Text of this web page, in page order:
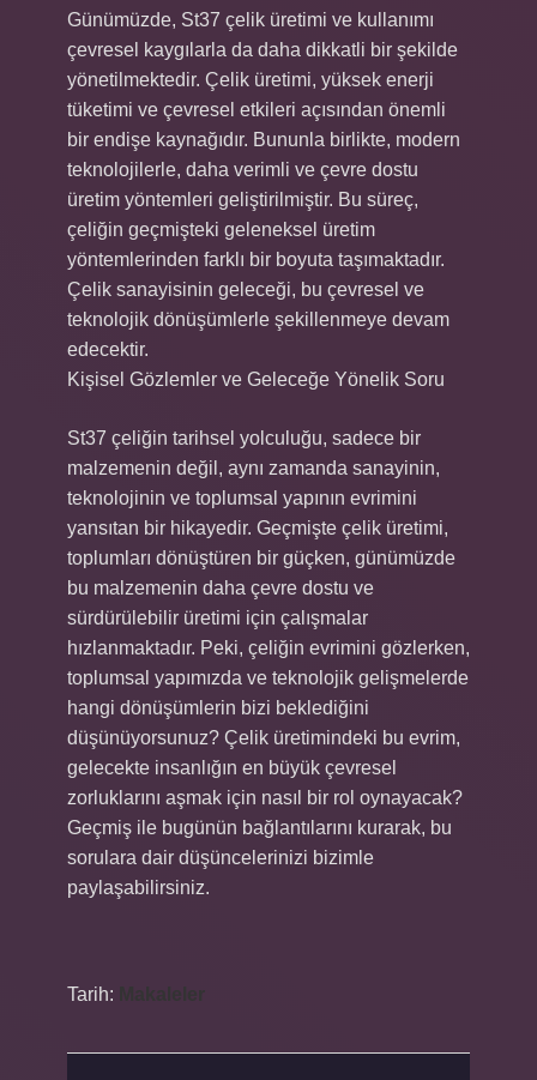
Günümüzde, St37 çelik üretimi ve kullanımı
çevresel kaygılarla da daha dikkatli bir şekilde
yönetilmektedir. Çelik üretimi, yüksek enerji
tüketimi ve çevresel etkileri açısından önemli
bir endişe kaynağıdır. Bununla birlikte, modern
teknolojilerle, daha verimli ve çevre dostu
üretim yöntemleri geliştirilmiştir. Bu süreç,
çeliğin geçmişteki geleneksel üretim
yöntemlerinden farklı bir boyuta taşımaktadır.
Çelik sanayisinin geleceği, bu çevresel ve
teknolojik dönüşümlerle şekillenmeye devam
edecektir.
Kişisel Gözlemler ve Geleceğe Yönelik Soru
St37 çeliğin tarihsel yolculuğu, sadece bir
malzemenin değil, aynı zamanda sanayinin,
teknolojinin ve toplumsal yapının evrimini
yansıtan bir hikayedir. Geçmişte çelik üretimi,
toplumları dönüştüren bir güçken, günümüzde
bu malzemenin daha çevre dostu ve
sürdürülebilir üretimi için çalışmalar
hızlanmaktadır. Peki, çeliğin evrimini gözlerken,
toplumsal yapımızda ve teknolojik gelişmelerde
hangi dönüşümlerin bizi beklediğini
düşünüyorsunuz? Çelik üretimindeki bu evrim,
gelecekte insanlığın en büyük çevresel
zorluklarını aşmak için nasıl bir rol oynayacak?
Geçmiş ile bugünün bağlantılarını kurarak, bu
sorulara dair düşüncelerinizi bizimle
paylaşabilirsiniz.
Tarih: